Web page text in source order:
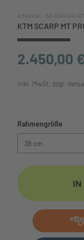
Artikel-Nr.: BA-0045144-001
KTM SCARP MT
2.450,00
inkl. MwSt. zzgl.
Rahmengröße
IN